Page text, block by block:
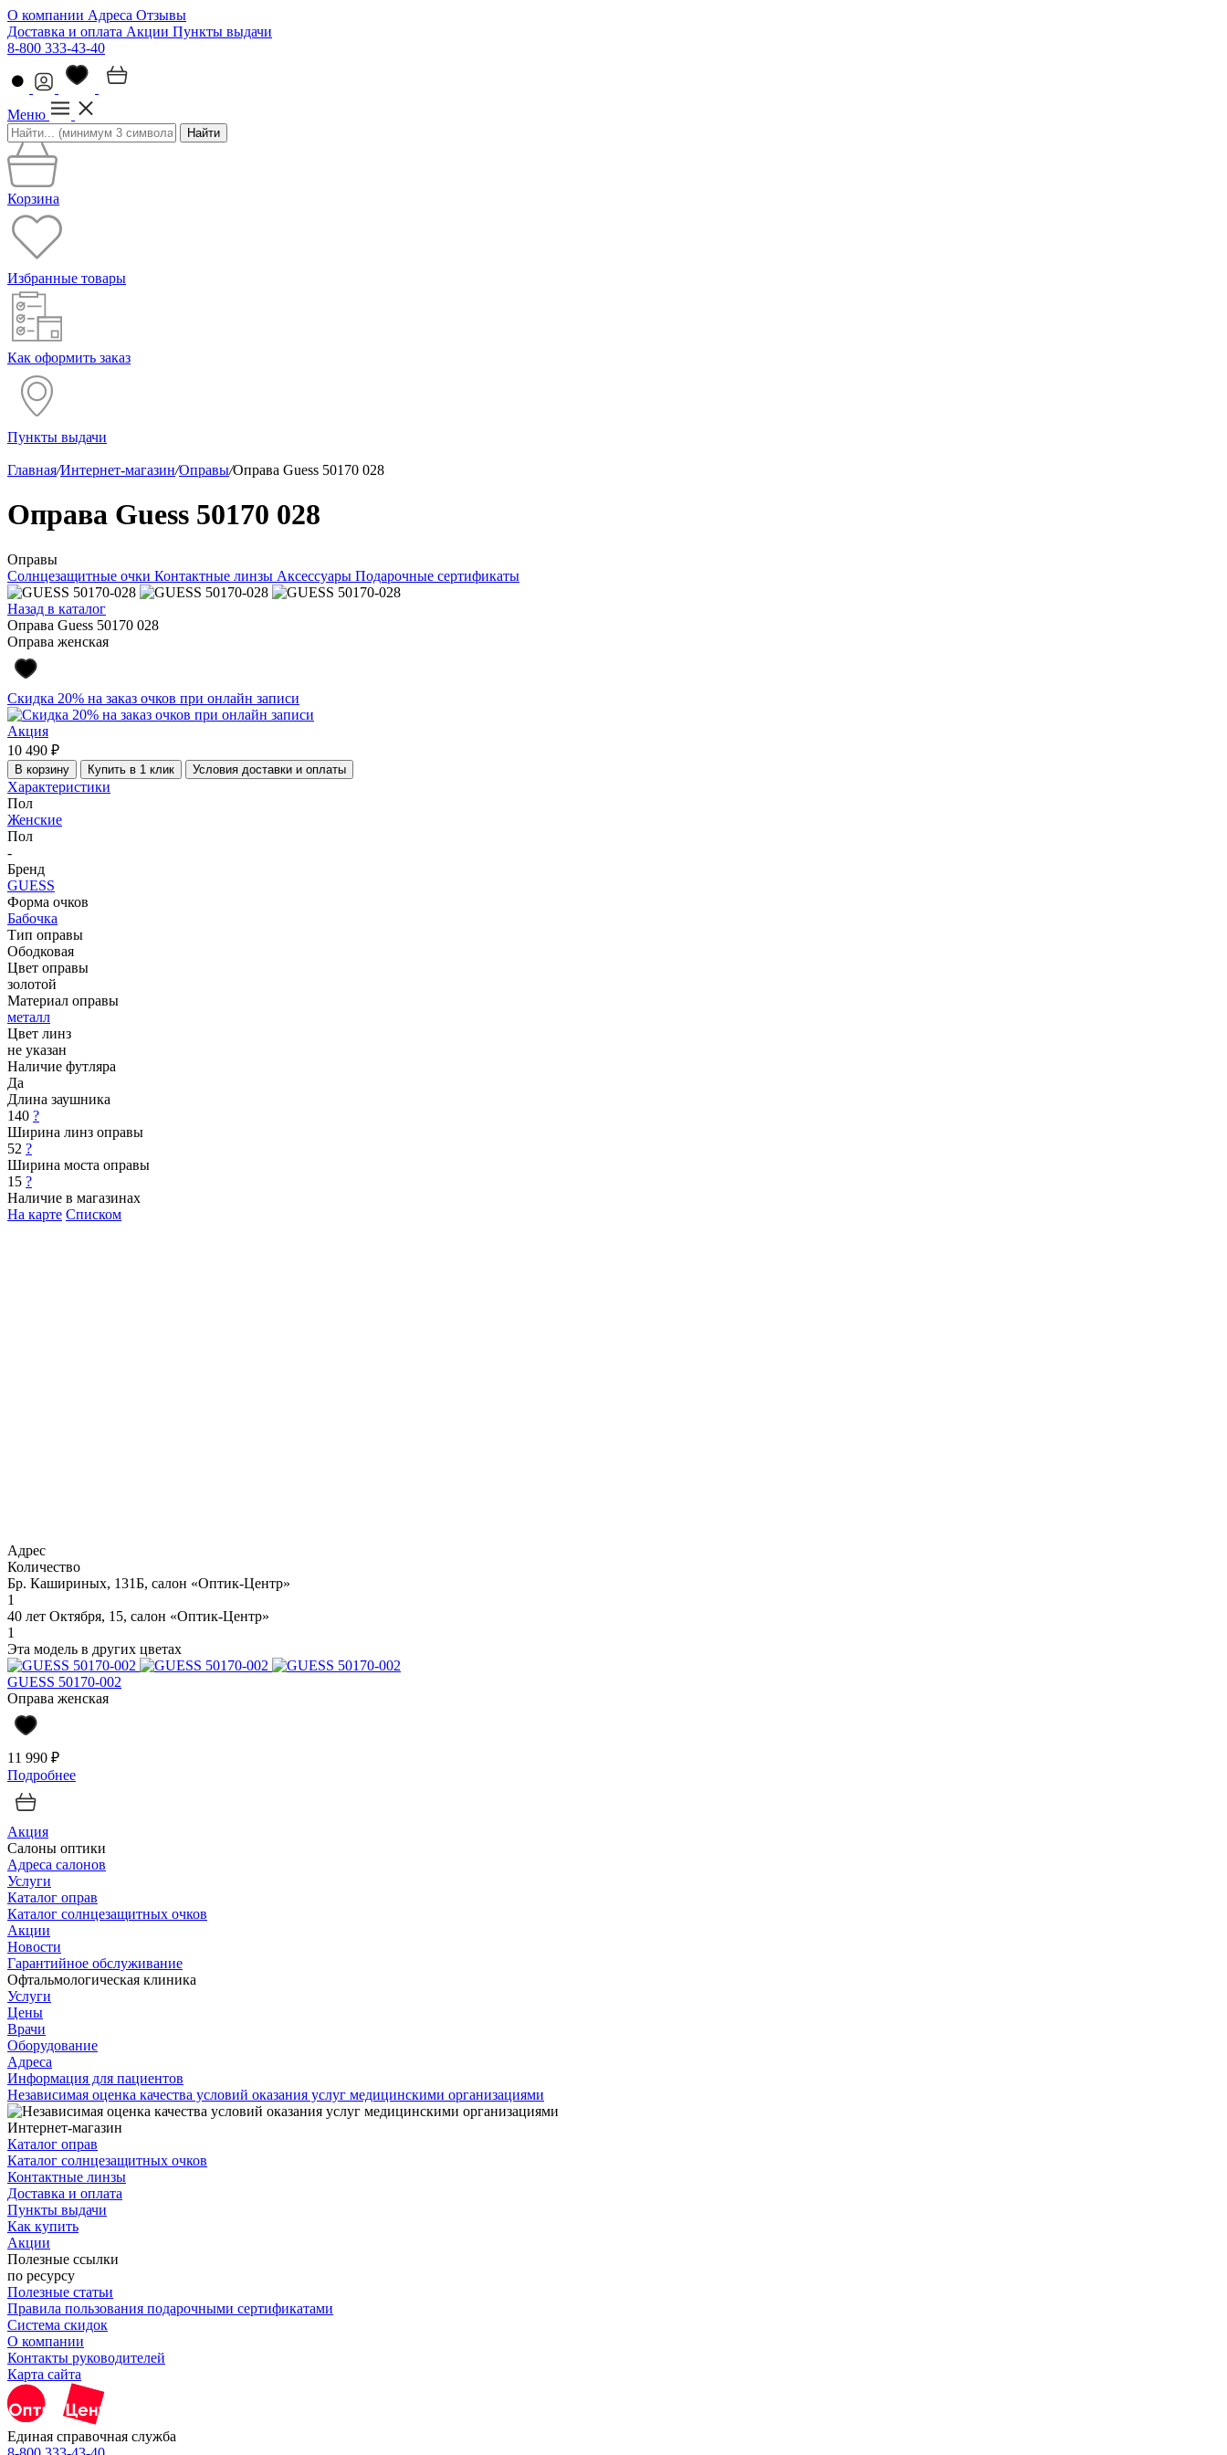
О компании Адреса Отзывы
Доставка и оплата Акции Пункты выдачи
8-800 333-43-40
Меню
Найти
Корзина
Избранные товары
Как оформить заказ
Пункты выдачи
Главная/Интернет-магазин/Оправы/Оправа Guess 50170 028
Оправа Guess 50170 028
Оправы
Солнцезащитные очки Контактные линзы Аксессуары Подарочные сертификаты
Назад в каталог
Оправа Guess 50170 028
Оправа женская
Скидка 20% на заказ очков при онлайн записи
Акция
10 490 ₽
В корзину Купить в 1 клик Условия доставки и оплаты
Характеристики
Пол
Женские
Пол
-
Бренд
GUESS
Форма очков
Бабочка
Тип оправы
Ободковая
Цвет оправы
золотой
Материал оправы
металл
Цвет линз
не указан
Наличие футляра
Да
Длина заушника
140 ?
Ширина линз оправы
52 ?
Ширина моста оправы
15 ?
Наличие в магазинах
На карте Списком
Адрес
Количество
Бр. Кашириных, 131Б, салон «Оптик-Центр»
1
40 лет Октября, 15, салон «Оптик-Центр»
1
Эта модель в других цветах
GUESS 50170-002
Оправа женская
11 990 ₽
Подробнее
Акция
Салоны оптики
Адреса салонов
Услуги
Каталог оправ
Каталог солнцезащитных очков
Акции
Новости
Гарантийное обслуживание
Офтальмологическая клиника
Услуги
Цены
Врачи
Оборудование
Адреса
Информация для пациентов
Независимая оценка качества условий оказания услуг медицинскими организациями
Интернет-магазин
Каталог оправ
Каталог солнцезащитных очков
Контактные линзы
Доставка и оплата
Пункты выдачи
Как купить
Акции
Полезные ссылки
по ресурсу
Полезные статьи
Правила пользования подарочными сертификатами
Система скидок
О компании
Контакты руководителей
Карта сайта
Единая справочная служба